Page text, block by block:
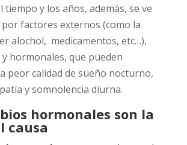
y los años, además, se ve
factores externos (como la
alochol, medicamentos, etc…),
hormonales, que pueden
peor calidad de sueño nocturno,
y somnolencia diurna.
hormonales son la
causa